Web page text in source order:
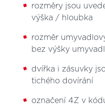
rozměry jsou
výška / hloubka
rozměr
bez výšky
dvířka i zásuvky
tichého dovírání
označení 4Z v